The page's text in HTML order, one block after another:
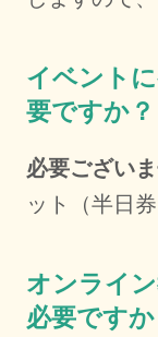
イベント
要ですか？
必要ございま
ット（半日
オンライ
必要ですか